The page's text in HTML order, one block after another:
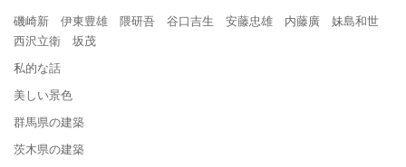
磯崎新 伊東豊雄 隈研吾 谷口吉生 安藤忠雄 内藤廣 妹島和世
西沢立衛 坂茂
私的な話
美しい景色
群馬県の建築
茨木県の建築